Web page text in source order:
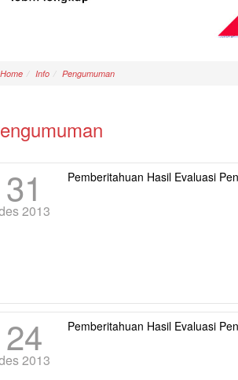
Home Info Pengumuman
31
2013
Pemberitahuan Hasil Evaluasi
24
2013
Pemberitahuan Hasil Evaluasi